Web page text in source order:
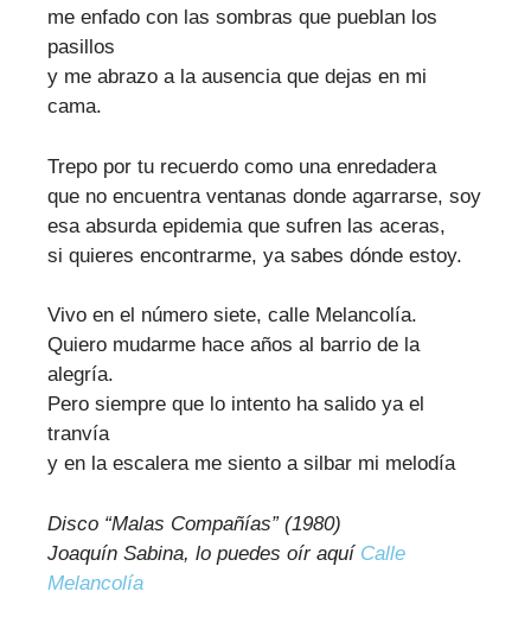
me enfado con las sombras que pueblan los
pasillos
y me abrazo a la ausencia que dejas en mi
cama.
Trepo por tu recuerdo como una enredadera
que no encuentra ventanas donde agarrarse, soy
esa absurda epidemia que sufren las aceras,
si quieres encontrarme, ya sabes dónde estoy.
Vivo en el número siete, calle Melancolía.
Quiero mudarme hace años al barrio de la
alegría.
Pero siempre que lo intento ha salido ya el
tranvía
y en la escalera me siento a silbar mi melodía
Disco “Malas Compañías” (1980)
Joaquín Sabina, lo puedes oír aquí Calle
Melancolía